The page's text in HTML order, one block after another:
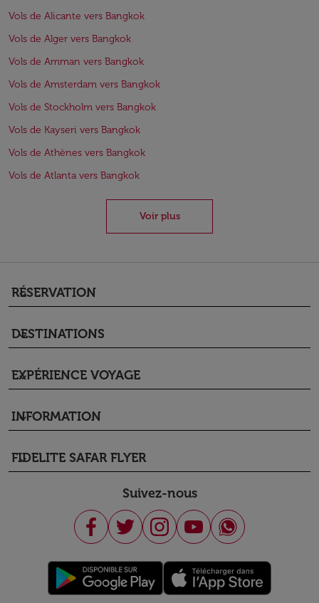
Vols de Alicante vers Bangkok
Vols de Alger vers Bangkok
Vols de Amman vers Bangkok
Vols de Amsterdam vers Bangkok
Vols de Stockholm vers Bangkok
Vols de Kayseri vers Bangkok
Vols de Athènes vers Bangkok
Vols de Atlanta vers Bangkok
Voir plus
RÉSERVATION
keyboard_arrow_down
DESTINATIONS
keyboard_arrow_down
EXPÉRIENCE VOYAGE
keyboard_arrow_down
INFORMATION
keyboard_arrow_down
FIDELITE SAFAR FLYER
keyboard_arrow_down
Suivez-nous